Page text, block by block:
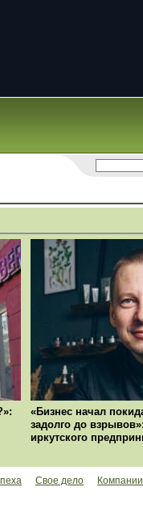
«Бизнес начал
задолго до
иркутского
Свое дело Компании